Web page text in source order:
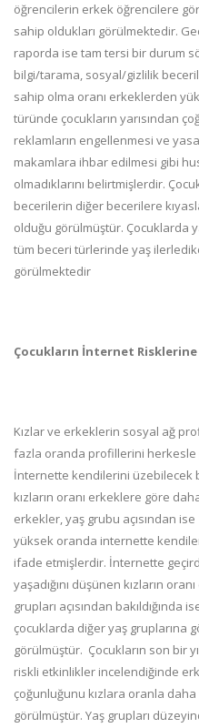
öğrencilerin erkek öğrencilere
sahip oldukları görülmektedir.
raporda ise tam tersi bir durum
bilgi/tarama, sosyal/gizlilik
sahip olma oranı erkeklerden
türünde çocukların yarısından
reklamların engellenmesi ve
makamlara ihbar edilmesi gibi
olmadıklarını belirtmişlerdir.
becerilerin diğer becerilere
olduğu görülmüştür. Çocuklarda
tüm beceri türlerinde yaş
görülmektedir
Çocukların İnternet Risklerine
Kızlar ve erkeklerin sosyal ağ
fazla oranda profillerini herkesle
İnternette kendilerini üzebilecek
kızların oranı erkeklere göre
erkekler, yaş grubu açısından
yüksek oranda internette
ifade etmişlerdir. İnternette
yaşadığını düşünen kızların
grupları açısından
çocuklarda diğer yaş gruplarına
görülmüştür. Çocukların son bir
riskli etkinlikler incelendiğinde
çoğunluğunu kızlara oranla
görülmüştür. Yaş grupları